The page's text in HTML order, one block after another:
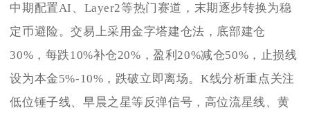
中期配置AI、Layer2等热门赛道，末期逐步转换为稳
定币避险。交易上采用金字塔建仓法，底部建仓
30%，每跌10%补仓20%，盈利20%减仓50%，止损线
设为本金5%-10%，跌破立即离场。K线分析重点关注
低位锤子线、早晨之星等反弹信号，高位流星线、黄